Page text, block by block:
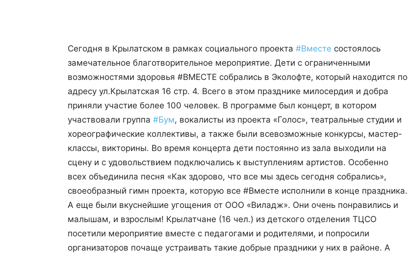
Сегодня в Крылатском в рамках социального проекта #Вместе состоялось
замечательное благотворительное мероприятие. Дети с ограниченными
возможностями здоровья #ВМЕСТЕ собрались в Эколофте, который находится по
адресу ул.Крылатская 16 стр. 4. Всего в этом празднике милосердия и добра
приняли участие более 100 человек. В программе был концерт, в котором
участвовали группа #Бум, вокалисты из проекта «Голос», театральные студии и
хореографические коллективы, а также были всевозможные конкурсы, мастер-
классы, викторины. Во время концерта дети постоянно из зала выходили на
сцену и с удовольствием подключались к выступлениям артистов. Особенно
всех объединила песня «Как здорово, что все мы здесь сегодня собрались»,
своеобразный гимн проекта, которую все #Вместе исполнили в конце праздника.
А еще были вкуснейшие угощения от ООО «Виладж». Они очень понравились и
малышам, и взрослым! Крылатчане (16 чел.) из детского отделения ТЦСО
посетили мероприятие вместе с педагогами и родителями, и попросили
организаторов почаще устраивать такие добрые праздники у них в районе. А